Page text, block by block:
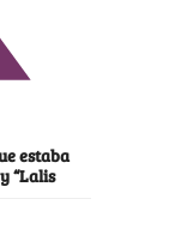
estaba
“Lalis